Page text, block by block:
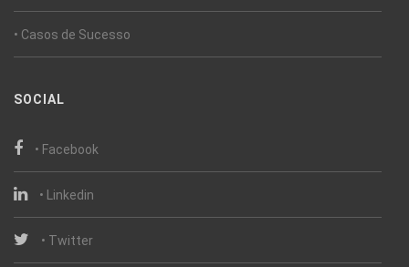
• Casos de Sucesso
SOCIAL
• Facebook
• Linkedin
• Twitter